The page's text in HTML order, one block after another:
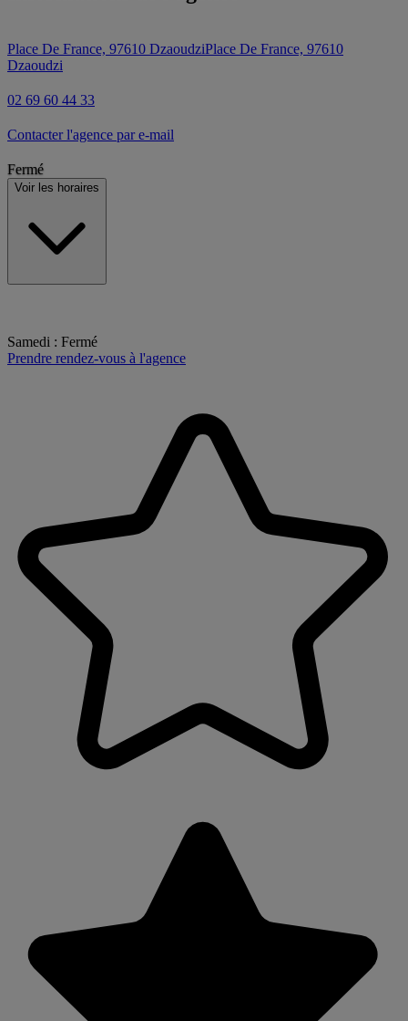
Place De France, 97610 DzaoudziPlace De France, 97610
Dzaoudzi
02 69 60 44 33
Contacter l'agence par e-mail
Fermé
Voir les horaires
Samedi : Fermé
Prendre rendez-vous à l'agence